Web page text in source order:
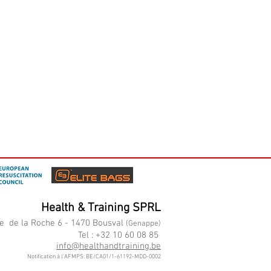
Health & Training SPRL
de la Roche 6 - 1470 Bousval (Genappe)
Tel : +32 10 60 08 85
info@healthandtraining.be
Notification à l'AFMPS: BE/CA01/1-61192-MDD-0002